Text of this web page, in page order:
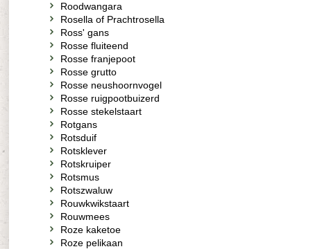
Roodwangara
Rosella of Prachtrosella
Ross' gans
Rosse fluiteend
Rosse franjepoot
Rosse grutto
Rosse neushoornvogel
Rosse ruigpootbuizerd
Rosse stekelstaart
Rotgans
Rotsduif
Rotsklever
Rotskruiper
Rotsmus
Rotszwaluw
Rouwkwikstaart
Rouwmees
Roze kaketoe
Roze pelikaan